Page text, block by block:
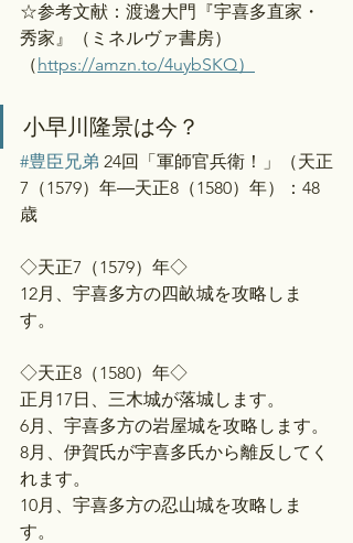
☆参考文献：渡邊大門『宇喜多直家・
秀家』（ミネルヴァ書房）
（https://amzn.to/4uybSKQ）
小早川隆景は今？
#豊臣兄弟 24回「軍師官兵衛！」（天正
7（1579）年―天正8（1580）年）：48
歳
◇天正7（1579）年◇
12月、宇喜多方の四畝城を攻略しま
す。
◇天正8（1580）年◇
正月17日、三木城が落城します。
6月、宇喜多方の岩屋城を攻略します。
8月、伊賀氏が宇喜多氏から離反してく
れます。
10月、宇喜多方の忍山城を攻略しま
す。